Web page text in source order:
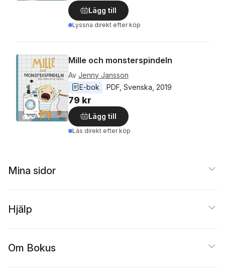
Lägg till
Lyssna direkt efter köp
Mille och monsterspindeln
Av Jenny Jansson
E-bok
PDF Svenska 2019
79 kr
Lägg till
Läs direkt efter köp
Mina sidor
Hjälp
Om Bokus